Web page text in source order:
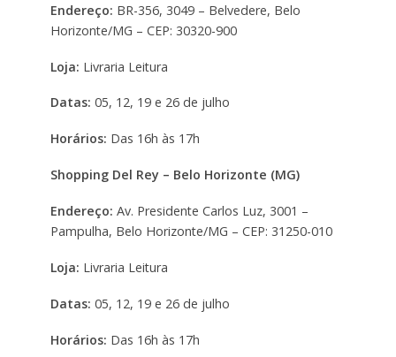
Endereço: BR-356, 3049 – Belvedere, Belo
Horizonte/MG – CEP: 30320-900
Loja: Livraria Leitura
Datas: 05, 12, 19 e 26 de julho
Horários: Das 16h às 17h
Shopping Del Rey – Belo Horizonte (MG)
Endereço: Av. Presidente Carlos Luz, 3001 –
Pampulha, Belo Horizonte/MG – CEP: 31250-010
Loja: Livraria Leitura
Datas: 05, 12, 19 e 26 de julho
Horários: Das 16h às 17h